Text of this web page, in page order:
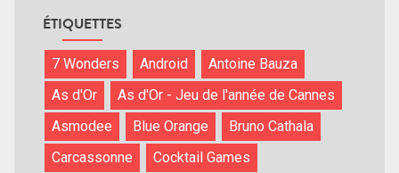
ÉTIQUETTES
7 Wonders Android
Antoine Bauza
As d'Or
As d'Or - Jeu de l'année de Cannes
Asmodee
Blue Orange
Bruno Cathala
Carcassonne
Cocktail Games